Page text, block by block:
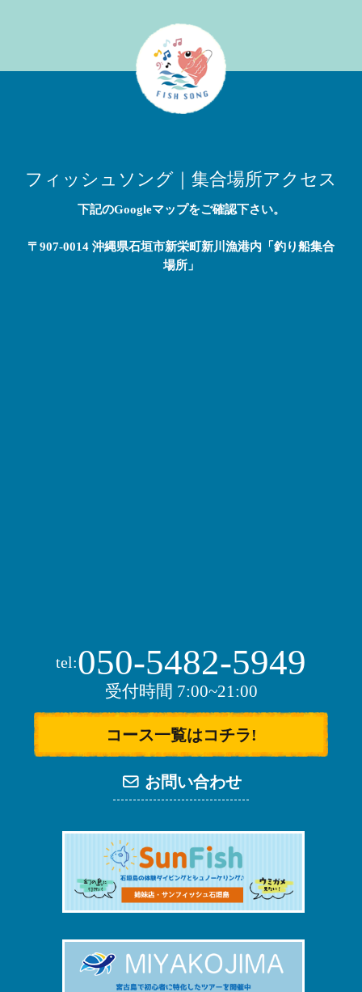
フィッシュソング｜集合場所アクセス
下記のGoogleマップをご確認下さい。
〒907-0014 沖縄県石垣市新栄町新川漁港内「釣り船集合
場所」
tel:050-5482-5949
受付時間 7:00~21:00
コース一覧はコチラ!
お問い合わせ